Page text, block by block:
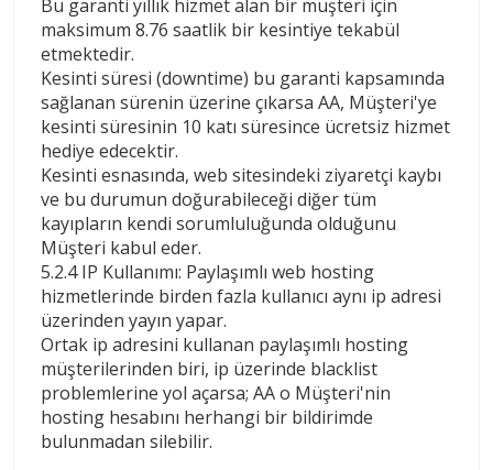
Bu garanti yıllık hizmet alan bir müşteri için
maksimum 8.76 saatlik bir kesintiye tekabül
etmektedir.
Kesinti süresi (downtime) bu garanti kapsamında
sağlanan sürenin üzerine çıkarsa AA, Müşteri'ye
kesinti süresinin 10 katı süresince ücretsiz hizmet
hediye edecektir.
Kesinti esnasında, web sitesindeki ziyaretçi kaybı
ve bu durumun doğurabileceği diğer tüm
kayıpların kendi sorumluluğunda olduğunu
Müşteri kabul eder.
5.2.4 IP Kullanımı: Paylaşımlı web hosting
hizmetlerinde birden fazla kullanıcı aynı ip adresi
üzerinden yayın yapar.
Ortak ip adresini kullanan paylaşımlı hosting
müşterilerinden biri, ip üzerinde blacklist
problemlerine yol açarsa; AA o Müşteri'nin
hosting hesabını herhangi bir bildirimde
bulunmadan silebilir.